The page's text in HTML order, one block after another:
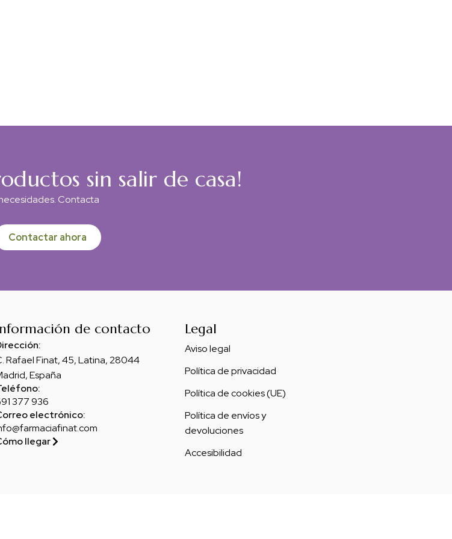
sin salir de casa!
Contacta
Contactar ahora
de contacto
Rafael Finat, 45, Latina, 28044
España
377 936
electrónico:
llegar
Legal
Aviso legal
Política de privacidad
Política de cookies (UE)
Política de envíos y
devoluciones
Accesibilidad